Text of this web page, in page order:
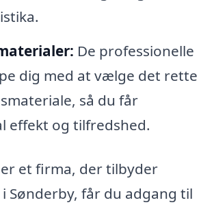
De professionelle
dig med at vælge det rette
så du får
effekt og tilfredshed.
et firma, der tilbyder
Sønderby, får du adgang til